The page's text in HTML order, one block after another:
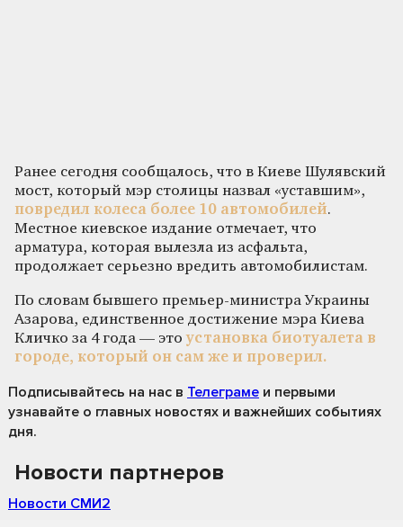
Ранее сегодня сообщалось, что в Киеве Шулявский
мост, который мэр столицы назвал «уставшим»,
повредил колеса более 10 автомобилей.
Местное киевское издание отмечает, что
арматура, которая вылезла из асфальта,
продолжает серьезно вредить автомобилистам.
По словам бывшего премьер-министра Украины
Азарова, единственное достижение мэра Киева
Кличко за 4 года — это установка биотуалета в
городе, который он сам же и проверил.
Подписывайтесь на нас в Телеграме и первыми
узнавайте о главных новостях и важнейших событиях
дня.
Новости партнеров
Новости СМИ2